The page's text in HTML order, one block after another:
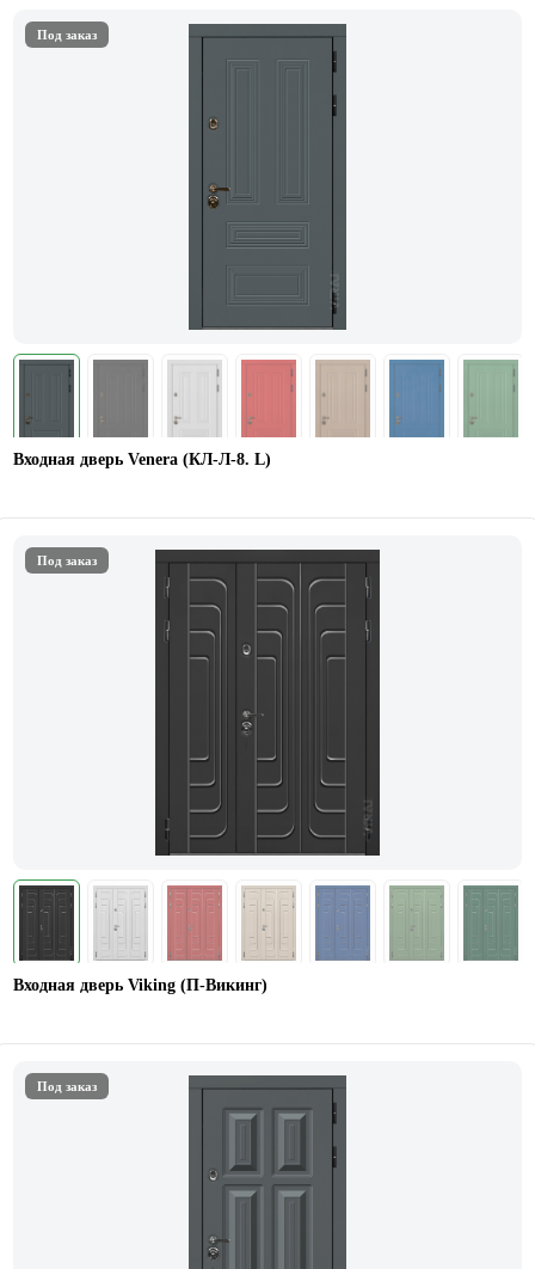
Под заказ
Входная дверь Venera (КЛ-Л-8. L)
Под заказ
Входная дверь Viking (П-Викинг)
Под заказ